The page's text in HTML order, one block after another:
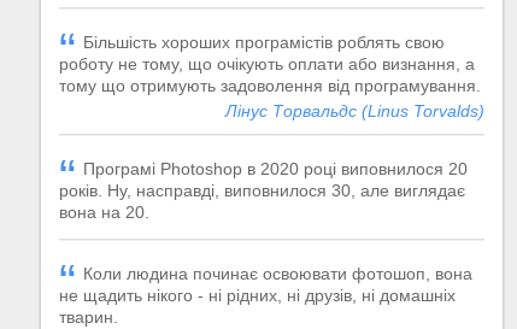
Більшість хороших програмістів роблять свою
роботу не тому, що очікують оплати або визнання, а
тому що отримують задоволення від програмування.
Лінус Торвальдс (Linus Torvalds)
Програмі Photoshop в 2020 році виповнилося 20
років. Ну, насправді, виповнилося 30, але виглядає
вона на 20.
Коли людина починає освоювати фотошоп, вона
не щадить нікого - ні рідних, ні друзів, ні домашніх
тварин.